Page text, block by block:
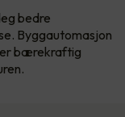
bedre
Byggautomasjon
bærekraftig